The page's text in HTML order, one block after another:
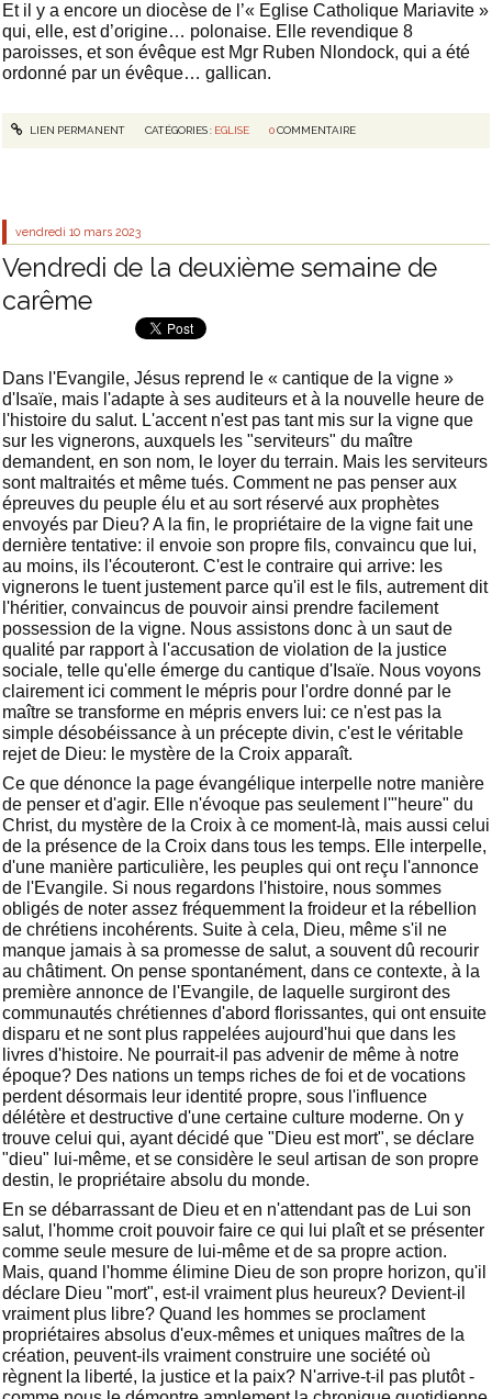
Et il y a encore un diocèse de l’« Eglise Catholique Mariavite »
qui, elle, est d’origine… polonaise. Elle revendique 8
paroisses, et son évêque est Mgr Ruben Nlondock, qui a été
ordonné par un évêque… gallican.
LIEN PERMANENT CATÉGORIES : EGLISE 0COMMENTAIRE
vendredi 10 mars 2023
Vendredi de la deuxième semaine de
carême
Dans l'Evangile, Jésus reprend le « cantique de la vigne »
d'Isaïe, mais l'adapte à ses auditeurs et à la nouvelle heure de
l'histoire du salut. L'accent n'est pas tant mis sur la vigne que
sur les vignerons, auxquels les "serviteurs" du maître
demandent, en son nom, le loyer du terrain. Mais les serviteurs
sont maltraités et même tués. Comment ne pas penser aux
épreuves du peuple élu et au sort réservé aux prophètes
envoyés par Dieu? A la fin, le propriétaire de la vigne fait une
dernière tentative: il envoie son propre fils, convaincu que lui,
au moins, ils l'écouteront. C'est le contraire qui arrive: les
vignerons le tuent justement parce qu'il est le fils, autrement dit
l'héritier, convaincus de pouvoir ainsi prendre facilement
possession de la vigne. Nous assistons donc à un saut de
qualité par rapport à l'accusation de violation de la justice
sociale, telle qu'elle émerge du cantique d'Isaïe. Nous voyons
clairement ici comment le mépris pour l'ordre donné par le
maître se transforme en mépris envers lui: ce n'est pas la
simple désobéissance à un précepte divin, c'est le véritable
rejet de Dieu: le mystère de la Croix apparaît.
Ce que dénonce la page évangélique interpelle notre manière
de penser et d'agir. Elle n'évoque pas seulement l'"heure" du
Christ, du mystère de la Croix à ce moment-là, mais aussi celui
de la présence de la Croix dans tous les temps. Elle interpelle,
d'une manière particulière, les peuples qui ont reçu l'annonce
de l'Evangile. Si nous regardons l'histoire, nous sommes
obligés de noter assez fréquemment la froideur et la rébellion
de chrétiens incohérents. Suite à cela, Dieu, même s'il ne
manque jamais à sa promesse de salut, a souvent dû recourir
au châtiment. On pense spontanément, dans ce contexte, à la
première annonce de l'Evangile, de laquelle surgiront des
communautés chrétiennes d'abord florissantes, qui ont ensuite
disparu et ne sont plus rappelées aujourd'hui que dans les
livres d'histoire. Ne pourrait-il pas advenir de même à notre
époque? Des nations un temps riches de foi et de vocations
perdent désormais leur identité propre, sous l'influence
délétère et destructive d'une certaine culture moderne. On y
trouve celui qui, ayant décidé que "Dieu est mort", se déclare
"dieu" lui-même, et se considère le seul artisan de son propre
destin, le propriétaire absolu du monde.
En se débarrassant de Dieu et en n'attendant pas de Lui son
salut, l'homme croit pouvoir faire ce qui lui plaît et se présenter
comme seule mesure de lui-même et de sa propre action.
Mais, quand l'homme élimine Dieu de son propre horizon, qu'il
déclare Dieu "mort", est-il vraiment plus heureux? Devient-il
vraiment plus libre? Quand les hommes se proclament
propriétaires absolus d'eux-mêmes et uniques maîtres de la
création, peuvent-ils vraiment construire une société où
règnent la liberté, la justice et la paix? N'arrive-t-il pas plutôt -